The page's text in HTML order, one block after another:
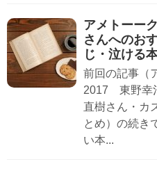
アメトーー
さんへのお
じ・泣ける
前回の記事（
2017 東野幸
直樹さん・カ
とめ）の続き
い本...